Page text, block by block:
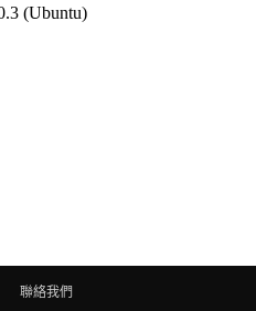
聯絡我們